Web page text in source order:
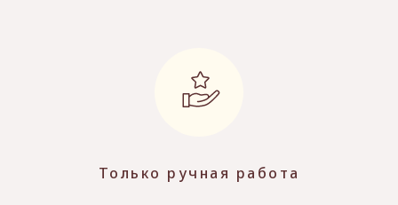
Только ручная работа